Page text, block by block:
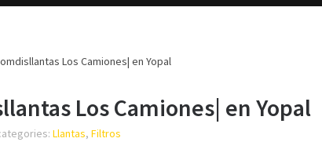
Los Camiones| en Yopal
Los Camiones| en Yopal
Llantas, Filtros